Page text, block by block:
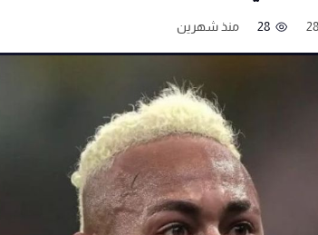
28 منذ شهرين